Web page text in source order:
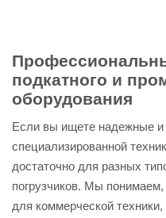
подкатного и
оборудования
Если вы ищете надежные
специализированной
достаточно для разных
погрузчиков. Мы
для коммерческой техники,